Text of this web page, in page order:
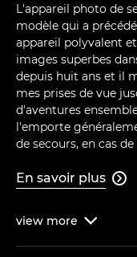
L'appareil photo de
modèle qui a
appareil polyvalent
images superbes
depuis huit ans et il
mes prises de vue
d'aventures
l'emporte
de secours, en cas de
En savoir plus 
view more 